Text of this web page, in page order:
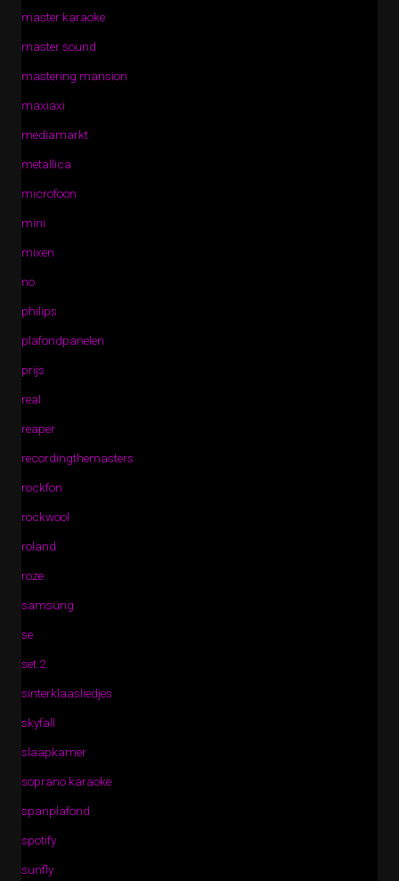
master karaoke
master sound
mastering mansion
maxiaxi
mediamarkt
metallica
microfoon
mini
mixen
no
philips
plafondpanelen
prijs
real
reaper
recordingthemasters
rockfon
rockwool
roland
roze
samsung
se
set 2
sinterklaasliedjes
skyfall
slaapkamer
soprano karaoke
spanplafond
spotify
sunfly